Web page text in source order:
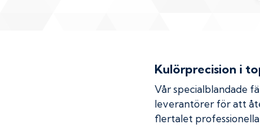
Kulörprecision i
Vår specialblandade
leverantörer för att
flertalet